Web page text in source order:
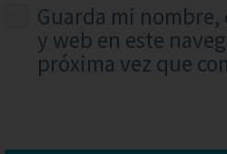
Guarda mi
y web en este
próxima vez que